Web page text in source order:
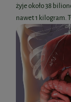
żyje około 38
nawet 1 kilogram.